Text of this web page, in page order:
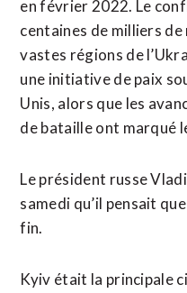
en février 2022. Le
centaines de milliers
vastes régions de
une initiative de paix
Unis, alors que les
de bataille ont marqué
Le président russe
samedi qu’il pensait
fin.
Kyiv était la principale